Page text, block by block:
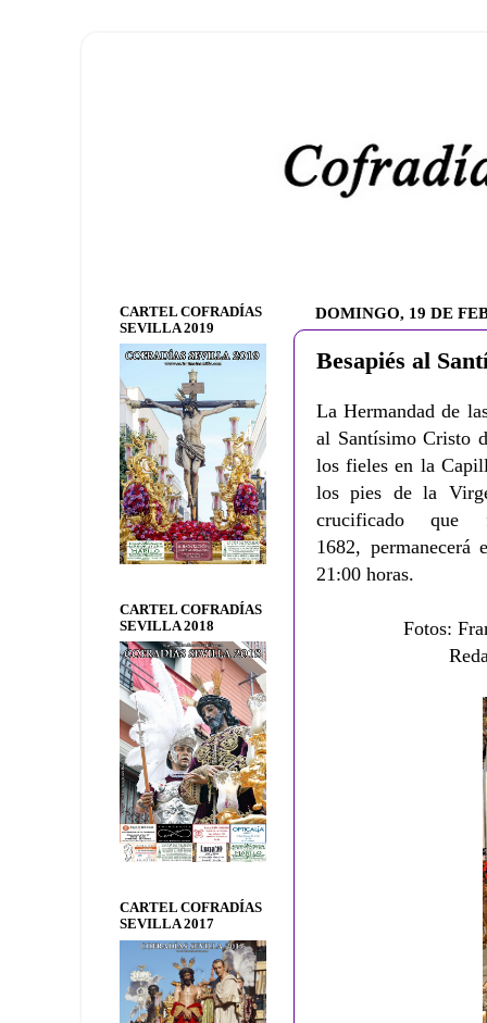
DOMINGO, 19 DE
Besapiés al
La Hermandad de
al Santísimo Cristo
los fieles en la
los pies de la
crucificado
1682,
21:00 horas.
Fotos:
CARTEL COFRADÍAS
SEVILLA 2019
CARTEL COFRADÍAS
SEVILLA 2018
CARTEL COFRADÍAS
SEVILLA 2017